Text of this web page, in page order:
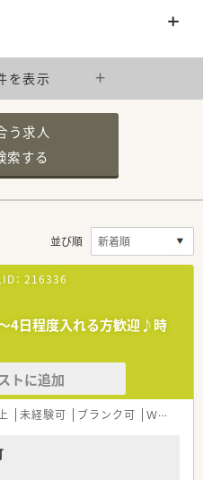
を表示
う求人
索する
並び順
： 216336
4日程度入れる方歓迎♪時
トに追加
未経験可 ブランク可 Ｗワーク可